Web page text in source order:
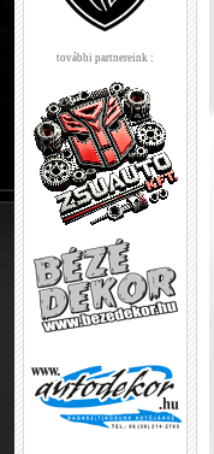
további partnereink :